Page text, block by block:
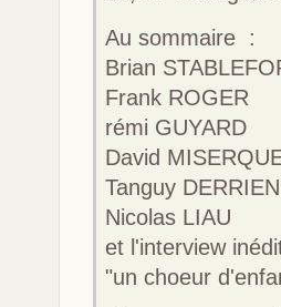
Au sommaire :
Brian
Frank ROGER
rémi GUYARD
David
Tanguy DERRIEN
Nicolas LIAU
et l'interview
"un choeur